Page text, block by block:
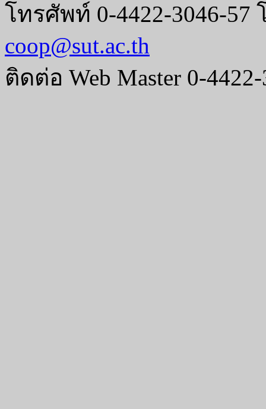
โทรศัพท์ 0-4422-3046-57
coop@sut.ac.th
ติดต่อ Web Master 0-